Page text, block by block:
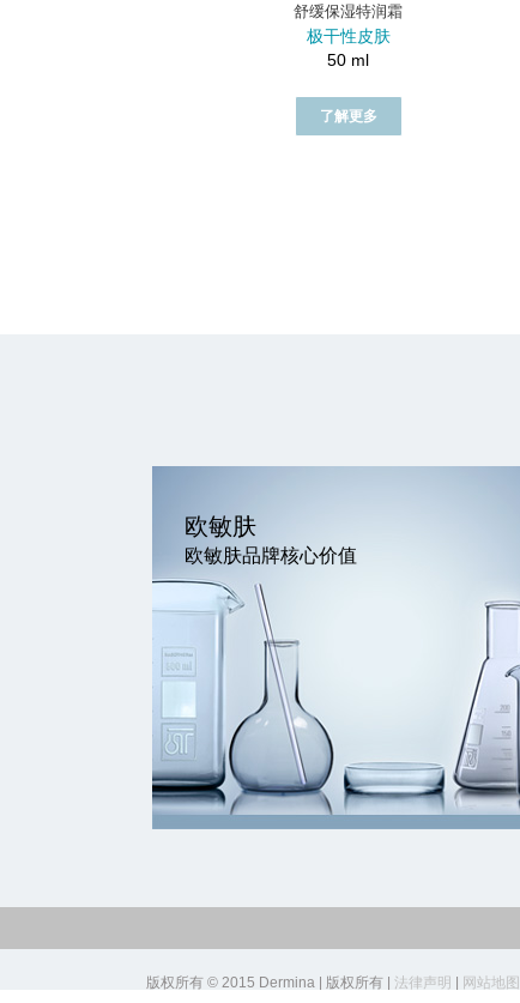
舒缓保湿特润霜
极干性皮肤
50 ml
了解更多
欧敏肤
欧敏肤品牌核心价值
版权所有 © 2015 Dermina | 版权所有 | 法律声明 | 网站地图